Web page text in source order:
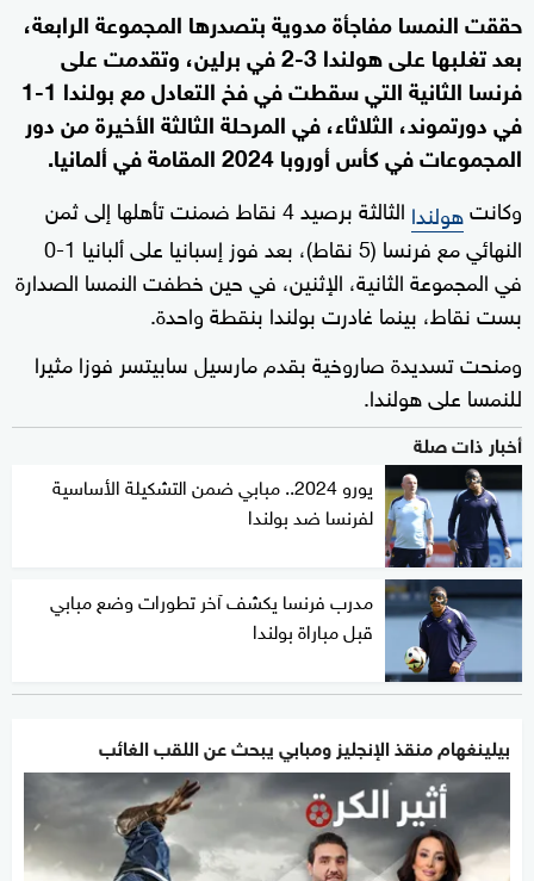
حققت النمسا مفاجأة مدوية بتصدرها المجموعة الرابعة،
بعد تغلبها على هولندا 3-2 في برلين، وتقدمت على
فرنسا الثانية التي سقطت في فخ التعادل مع بولندا 1-1
في دورتموند، الثلاثاء، في المرحلة الثالثة الأخيرة من دور
المجموعات في كأس أوروبا 2024 المقامة في ألمانيا.
وكانتهولندا
الثالثة برصيد 4 نقاط ضمنت تأهلها إلى ثمن
النهائي مع فرنسا (5 نقاط)، بعد فوز إسبانيا على ألبانيا 1-0
في المجموعة الثانية، الإثنين، في حين خطفت النمسا الصدارة
بست نقاط، بينما غادرت بولندا بنقطة واحدة.
ومنحت تسديدة صاروخية بقدم مارسيل سابيتسر فوزا مثيرا
للنمسا على هولندا.
أخبار ذات صلة
يورو 2024.. مبابي ضمن التشكيلة الأساسية
لفرنسا ضد بولندا
مدرب فرنسا يكشف آخر تطورات وضع مبابي
قبل مباراة بولندا
بيلينغهام منقذ الإنجليز ومبابي يبحث عن اللقب الغائب